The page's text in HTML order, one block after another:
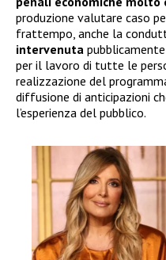
produzione valutare caso
frattempo, anche la
intervenuta
per il lavoro di tutte le
realizzazione del
diffusione di anticipazioni
l’esperienza del pubblico.